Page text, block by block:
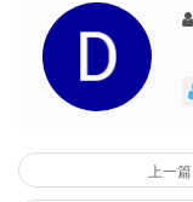
息。
上一